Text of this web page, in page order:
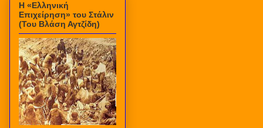
Η «Ελληνική
Επιχείρηση» του Στάλιν
(Του Βλάση Αγτζίδη)